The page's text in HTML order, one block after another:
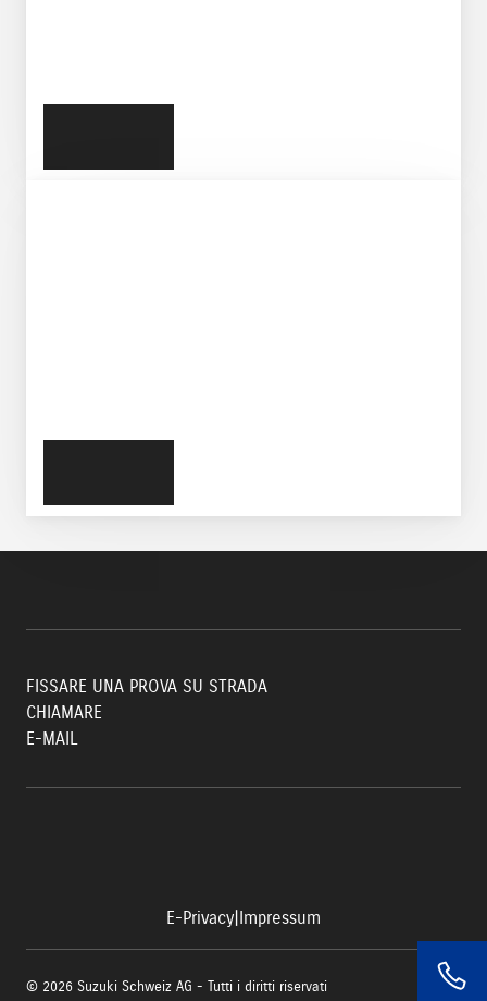
FISSARE UNA PROVA SU STRADA
CHIAMARE
E-MAIL
E-Privacy Impressum
© 2026 Suzuki Schweiz AG - Tutti i diritti riservati